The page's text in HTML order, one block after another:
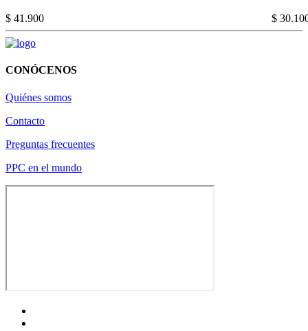
$ 41.900 $
CONÓCENOS
Quiénes somos
Contacto
Preguntas frecuentes
PPC en el mundo